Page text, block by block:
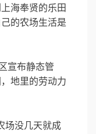
海奉贤的乐田
的农场生活是
宣布静态管
地里的劳动力
场没几天就成